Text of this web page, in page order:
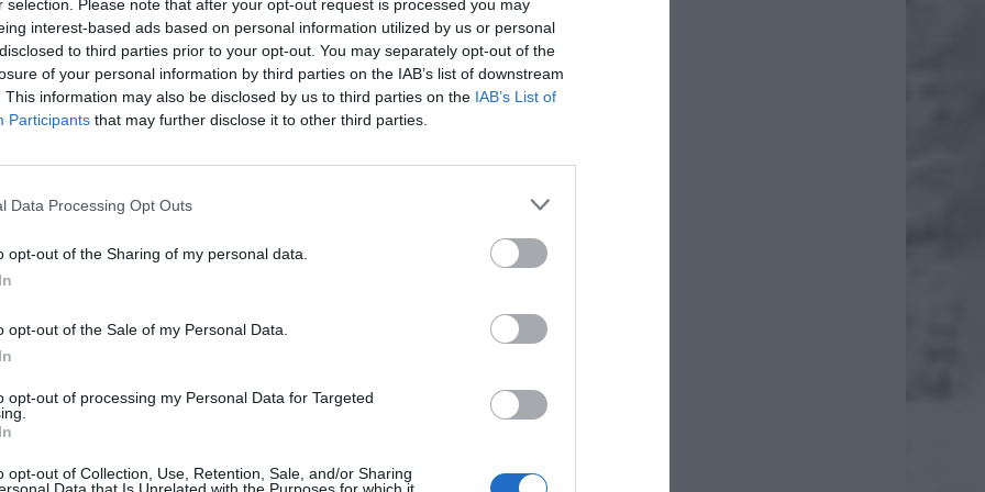
selection. Please note that after your opt-out request is processed you may
interest-based ads based on personal information utilized by us or personal
to third parties prior to your opt-out. You may separately opt-out of the
of your personal information by third parties on the IAB’s list of downstream
This information may also be disclosed by us to third parties on the IAB’s List of
Participants that may further disclose it to other third parties.
Data Processing Opt Outs
opt-out of the Sharing of my personal data.
opt-out of the Sale of my Personal Data.
opt-out of processing my Personal Data for Targeted
opt-out of Collection, Use, Retention, Sale, and/or Sharing
nas do preferowanych źródeł w Google
Fot. Straż Miejska
Fot. Straż Miejska